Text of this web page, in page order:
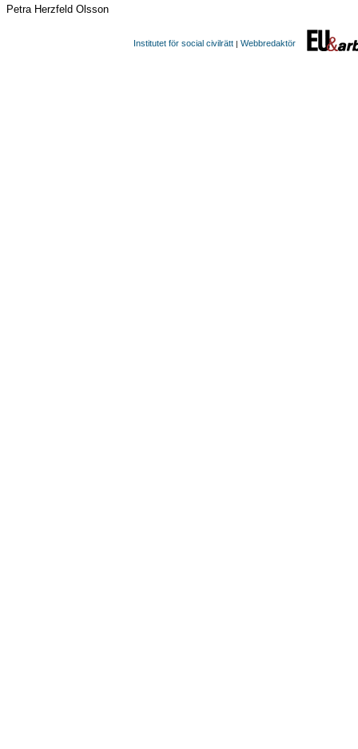
Petra Herzfeld Olsson
Institutet för social civilrätt | Webbredaktör